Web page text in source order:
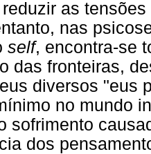
as
nas
self, encontra-se
das fronteiras,
diversos "eus
no mundo
sofrimento
dos